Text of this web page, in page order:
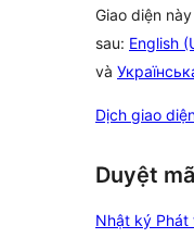
Giao diện
sau: English
và
Dịch giao
Duyệt
Nhật ký Phát